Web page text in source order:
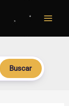
Buscar